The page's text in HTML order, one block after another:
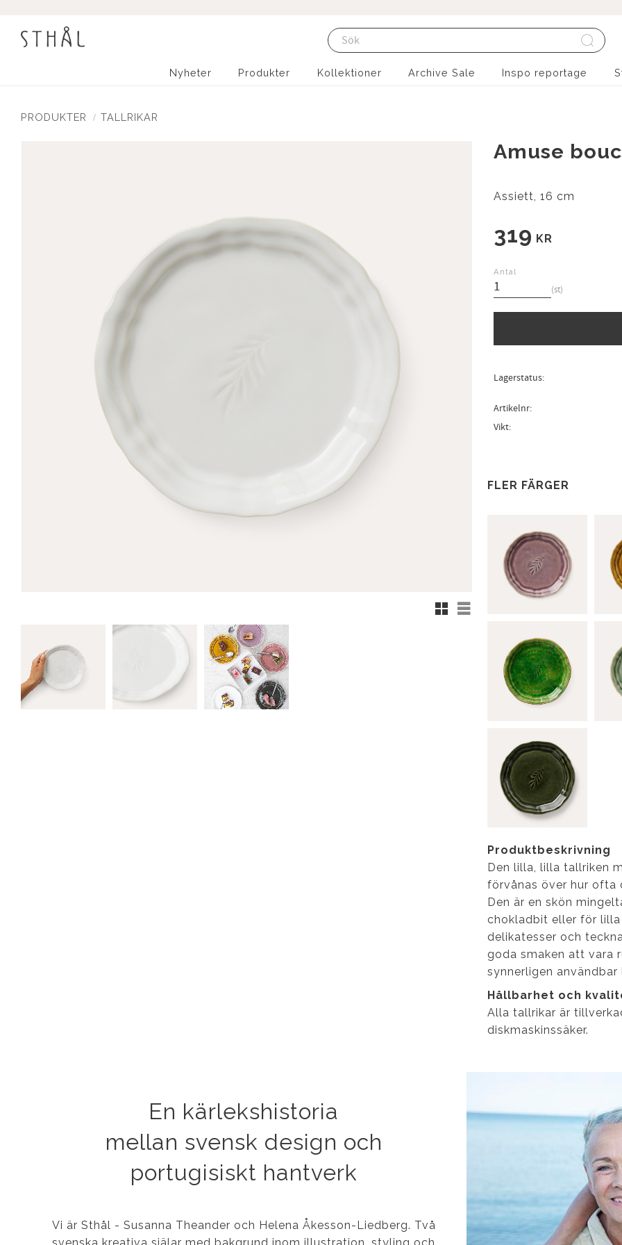
Nyheter Produkter Kollektioner Archive Sale Inspo reportage
PRODUKTER TALLRIKAR
Amuse
Assiett, 16 cm
Rutnätsvy
Listvy
319 KR
Antal
st
Lagerstatus
Artikelnr
Vikt
FLER FÄRGER
Produktbeskrivning
Den lilla, lilla tallriken
förvånas över hur ofta
Den är en skön
chokladbit eller för
delikatesser och
goda smaken att vara
synnerligen
Hållbarhet och
Alla tallrikar är
diskmaskinssäker.
En kärlekshistoria
mellan svensk design och
portugisiskt hantverk
Vi är Sthål - Susanna Theander och Helena Åkesson-Liedberg. Två